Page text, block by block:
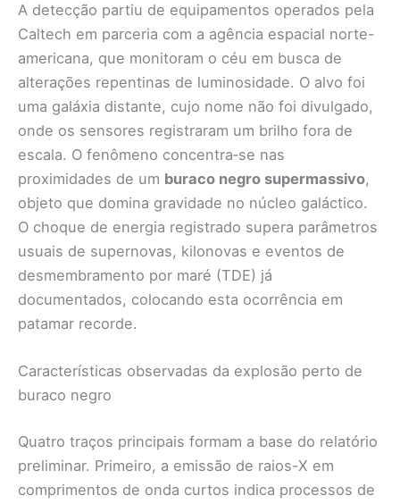
A detecção partiu de equipamentos operados pela
Caltech em parceria com a agência espacial norte-
americana, que monitoram o céu em busca de
alterações repentinas de luminosidade. O alvo foi
uma galáxia distante, cujo nome não foi divulgado,
onde os sensores registraram um brilho fora de
escala. O fenômeno concentra‐se nas
proximidades de um buraco negro supermassivo,
objeto que domina gravidade no núcleo galáctico.
O choque de energia registrado supera parâmetros
usuais de supernovas, kilonovas e eventos de
desmembramento por maré (TDE) já
documentados, colocando esta ocorrência em
patamar recorde.
Características observadas da explosão perto de
buraco negro
Quatro traços principais formam a base do relatório
preliminar. Primeiro, a emissão de raios-X em
comprimentos de onda curtos indica processos de